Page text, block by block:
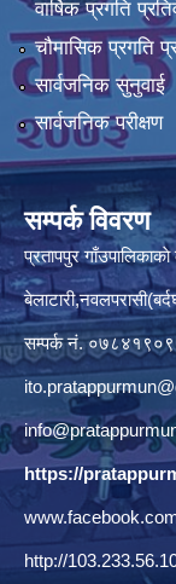
वार्षिक प्रगति
चौमासिक प्रगति
सार्वजनिक सुनुवाई
सार्वजनिक परीक्षण
सम्पर्क विवरण
प्रतापपुर गाँउपालिकाकाे
सम्पर्क नं.
https://
http://